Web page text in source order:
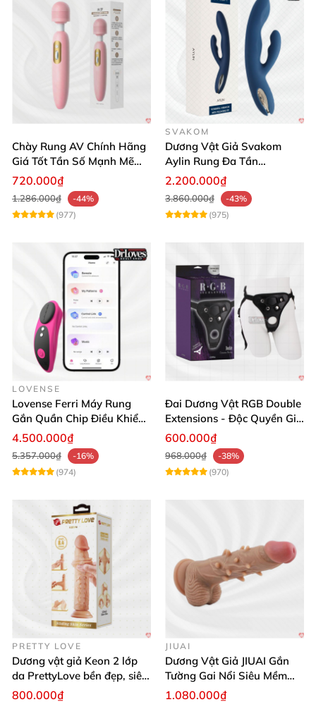
Chày Rung AV Chính Hãng
Giá Tốt Tần Số Mạnh Mẽ
Siêu Bền
720.000₫
1.286.000₫
-44%
(977)
SVAKOM
Dương Vật Giả Svakom
Aylin Rung Đa Tần
Massage Sung Sướng
2.200.000₫
3.860.000₫
-43%
(975)
LOVENSE
Lovense Ferri Máy Rung
Gắn Quần Chip Điều Khiển
App Tăng Hưng Phấn
4.500.000₫
5.357.000₫
-16%
(974)
Đai Dương Vật RGB Double
Extensions - Độc Quyền Giá
Sốc
600.000₫
968.000₫
-38%
(970)
PRETTY LOVE
Dương vật giả Keon 2 lớp
da PrettyLove bền đẹp, siêu
mềm mại
800.000₫
JIUAI
Dương Vật Giả JIUAI Gắn
Tường Gai Nổi Siêu Mềm
Thoải Mái Mua Ngay
1.080.000₫